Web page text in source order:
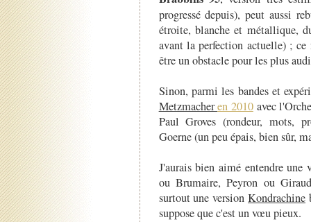
progressé depuis), peut aussi
étroite, blanche et métallique,
avant la perfection actuelle) ; ce
être un obstacle pour les plus
Sinon, parmi les bandes et
Metzmacheren 2010avec
Paul Groves (rondeur, mots,
Goerne (un peu épais, bien sûr,
J'aurais bien aimé entendre une
ou Brumaire, Peyron ou
surtout une versionKondrachine
suppose que c'est un vœu pieux.